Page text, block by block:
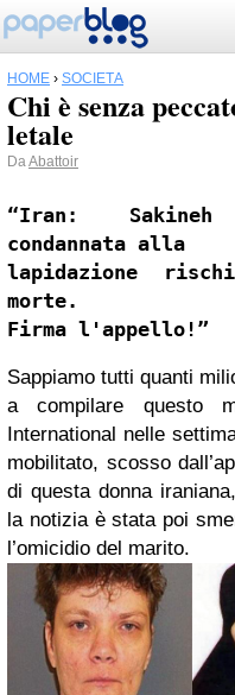
HOME › SOCIETÀ
Chi è senza
letale
DaAbattoir
“Iran: Sakineh
lapidazione
Firma l'appello!”
Sappiamo tutti quanti
a compilare questo
International nelle
mobilitato, scosso
di questa donna
la notizia è stata poi
l’omicidio del marito.